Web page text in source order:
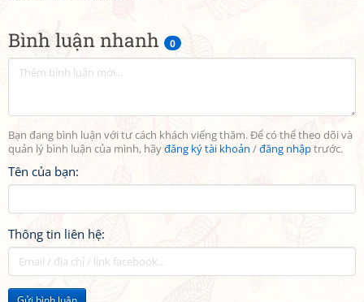
Bình luận nhanh 0
Bạn đang bình luận với tư cách khách viếng thăm. Để có thể theo dõi và
quản lý bình luận của mình, hãyđăng ký tài khoản /đăng nhậptrước.
Tên của bạn:
Thông tin liên hệ: